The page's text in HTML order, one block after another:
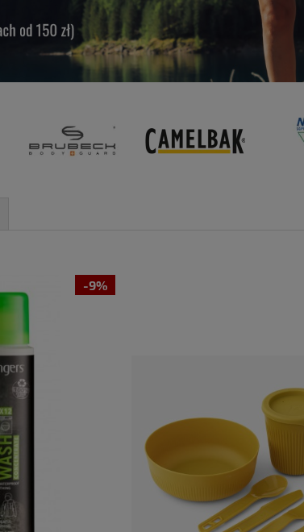
-9%